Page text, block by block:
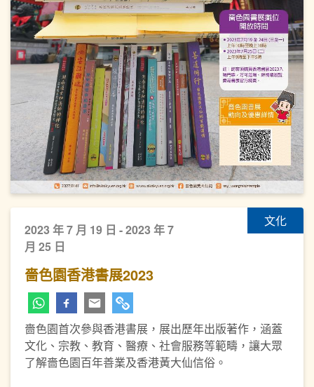
文化
2023 年 7 月 19 日 - 2023 年 7
月 25 日
嗇色園香港書展2023
嗇色園首次參與香港書展，展出歷年出版著作，涵蓋
文化、宗教、教育、醫療、社會服務等範疇，讓大眾
了解嗇色園百年善業及香港黃大仙信俗。